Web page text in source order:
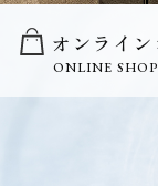
オンライ
ONLINE SHOP